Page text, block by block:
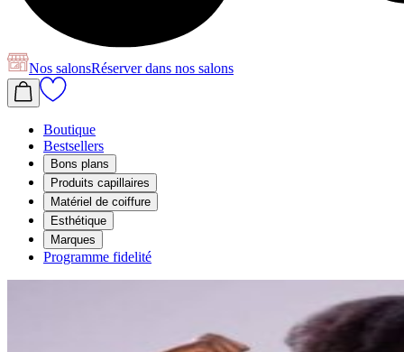
Nos salonsRéserverdans nos salons
Boutique
Bestsellers
Bons plans
Produits capillaires
Matériel de coiffure
Esthétique
Marques
Programme fidelité